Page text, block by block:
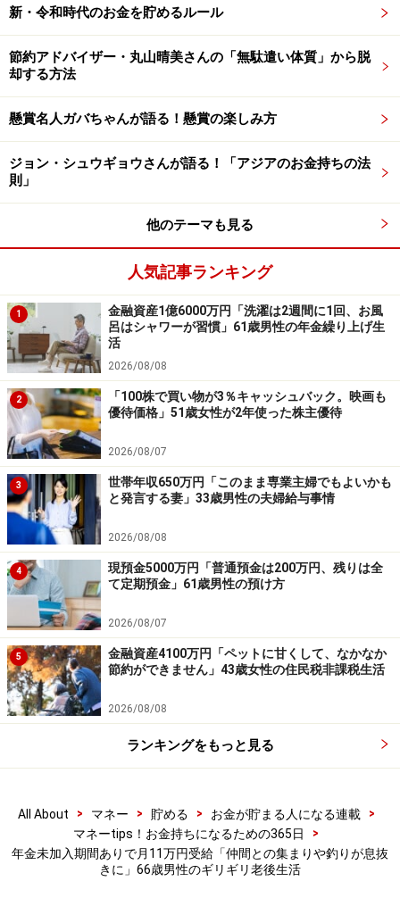
「毎月決まった額の保険料を支払っていれ
現役時代を振り返り、「若いうちから安定している正社
員として働いて、毎月決まった額の保険料を支払ってい
れば、多少なりとも今の年金より高くなったと思う。そ
の点に関しては後悔している」と語る投稿者。
将来のことを考えると、「先行きが見えず、とても不
安。年齢も年齢なので、いつまで体が動くかも心配。パ
ートができなくなると、生活が本当に苦しくなる。不安
でたまらない。病気やけがなどの心配もある。体を壊し
て通院や入院することになったら、おそらく治療費も払
えないと思う」と落ち着かない様子です。
一方で、今の生活では「たまに近所の仲間とゲートボー
ルなどをやっているが、それが息抜きになっている。地
域の仲間と集まって、飲んだり食べたりしてコミュニケ
ーションを取るのも、たまに一緒に旅行に行くのも楽し
い。釣りが好きなので、パートがない時はよく出かけ
る。釣りに行くと気分的に落ち着く」と、趣味や人との
つながりを大切に過ごしているようでした。
※皆さんの年金エピソードを募集中です。エピソードの
採用で3000円分のAmazonギフト券をもれなくプレゼン
ーーーーーーーーーーーーーーーー
※本文カッコ内の回答者コメントは原文に準拠していま
新・令和時代のお金を貯めるルール
節約アドバイザー・丸山晴美さんの「無駄遣い体質」から脱
却する方法
懸賞名人ガバちゃんが語る！懸賞の楽しみ方
ジョン・シュウギョウさんが語る！「アジアのお金持ちの法
則」
他のテーマも見る
人気記事ランキング
1
金融資産1億6000万円「洗濯は2週間に1回、お風
呂はシャワーが習慣」61歳男性の年金繰り上げ生
活
2026/08/08
2
「100株で買い物が3％キャッシュバック。映画も
優待価格」51歳女性が2年使った株主優待
2026/08/07
3
世帯年収650万円「このまま専業主婦でもよいかも
と発言する妻」33歳男性の夫婦給与事情
2026/08/08
4
現預金5000万円「普通預金は200万円、残りは全
て定期預金」61歳男性の預け方
2026/08/07
5
金融資産4100万円「ペットに甘くして、なかなか
節約ができません」43歳女性の住民税非課税生活
2026/08/08
ランキングをもっと見る
All About > マネー > 貯める > お金が貯まる人になる連載
>
マネーtips！お金持ちになるための365日
>
年金未加入期間ありで月11万円受給「仲間との集まりや釣りが息抜
きに」66歳男性のギリギリ老後生活